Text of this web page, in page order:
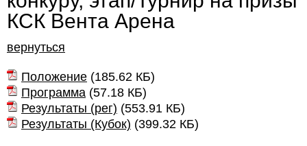
КСК Вента Арена
вернуться
Положение (185.62 КБ)
Программа (57.18 КБ)
Результаты (рег) (553.91 КБ)
Результаты (Кубок) (399.32 КБ)